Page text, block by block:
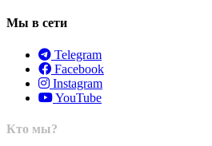
Мы в сети
Telegram
Facebook
Instagram
YouTube
Кто мы?